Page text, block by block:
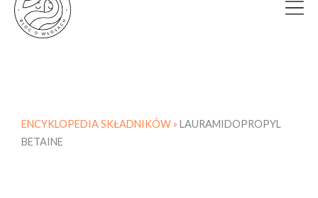
ENCYKLOPEDIA SKŁADNIKÓW » LAURAMIDOPROPYL
BETAINE